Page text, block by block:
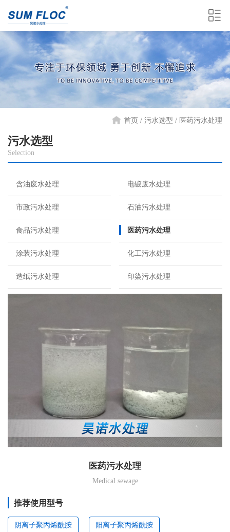
首页 / 污水选型 医药污水处理
污水选型
Selection
含油废水处理 电镀废水处理
市政污水处理 石油污水处理
食品污水处理 医药污水处理
涂装污水处理 化工污水处理
造纸污水处理 印染污水处理
医药污水处理
Medical sewage
推荐使用型号
阴离子聚丙烯酰胺 阳离子聚丙烯酰胺